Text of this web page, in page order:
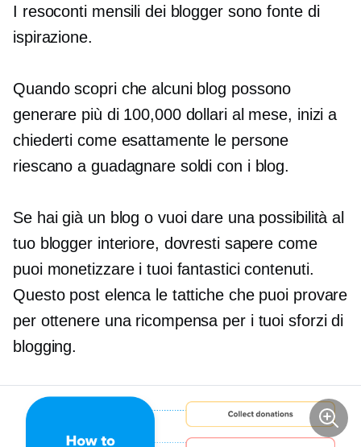
I resoconti mensili dei blogger sono fonte di
ispirazione.
Quando scopri che alcuni blog possono
generare più di 100,000 dollari al mese, inizi a
chiederti come esattamente le persone
riescano a guadagnare soldi con i blog.
Se hai già un blog o vuoi dare una possibilità al
tuo blogger interiore, dovresti sapere come
puoi monetizzare i tuoi fantastici contenuti.
Questo post elenca le tattiche che puoi provare
per ottenere una ricompensa per i tuoi sforzi di
blogging.